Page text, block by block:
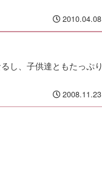
2010.04.08
し、子供達ともたっぷり
2008.11.23